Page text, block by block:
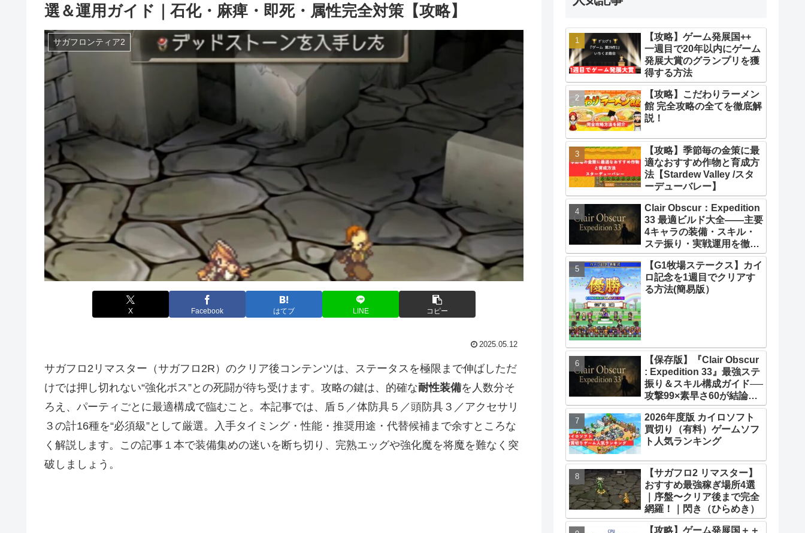
選＆運用ガイド｜石化・麻痺・即死・属性完全対策【攻略】
サガフロンティア2
X Facebook はてブ LINE コピー
2025.05.12
サガフロ2リマスター（サガフロ2R）のクリア後コンテンツは、ステータスを極限まで伸ばしただ
けでは押し切れない“強化ボス”との死闘が待ち受けます。攻略の鍵は、的確な耐性装備を人数分そ
ろえ、パーティごとに最適構成で臨むこと。本記事では、盾５／体防具５／頭防具３／アクセサリ
３の計16種を“必須級”として厳選。入手タイミング・性能・推奨用途・代替候補まで余すところな
く解説します。この記事１本で装備集めの迷いを断ち切り、完熟エッグや強化魔を将魔を難なく突
破しましょう。
【攻略】ゲーム発展国++
一週目で20年以内にゲーム
発展大賞のグランプリを獲
得する方法
【攻略】こだわりラーメン
館 完全攻略の全てを徹底解
説！
【攻略】季節毎の金策に最
適なおすすめ作物と育成方
法【Stardew Valley /スタ
ーデューバレー】
Clair Obscur：Expedition
33 最適ビルド大全――主要
4キャラの装備・スキル・
ステ振り・実戦運用を徹底
解説【クレールオブスキュ
ール エクスペディション
33】【攻略】
【G1牧場ステークス】カイ
ロ記念を1週目でクリアす
る方法(簡易版）
【保存版】『Clair Obscur
: Expedition 33』最強ステ
振り＆スキル構成ガイド──
攻撃99×素早さ60が結論！
全キャラ万能ビルド徹底解
説
2026年度版 カイロソフト
買切り（有料）ゲームソフ
ト人気ランキング
【サガフロ2 リマスター】
おすすめ最強稼ぎ場所4選
｜序盤〜クリア後まで完全
網羅！｜閃き（ひらめき）
【攻略】ゲーム発展国＋＋